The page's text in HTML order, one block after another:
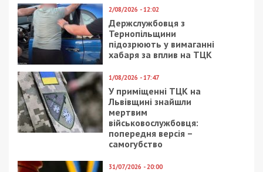
оформлювало
чоловіків та
привласнювало їхні
виплати